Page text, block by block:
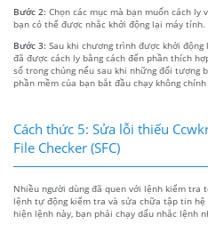
Bước 2: Chọn các mục mà bạn muốn cách ly
bạn có thể được nhắc khởi động lại máy tính.
Bước 3: Sau khi chương trình được khởi
đã được cách ly bằng cách đến phần thích
số trong chúng nếu sau khi những đối tượng
phần mềm của bạn bắt đầu chạy không chính
Cách thức 5: Sửa lỗi thiếu
File Checker (SFC)
Nhiều người dùng đã quen với lệnh kiểm tra
lệnh tự động kiểm tra và sửa chữa tập tin
hiện lệnh này, bạn phải chạy dấu nhắc lệnh